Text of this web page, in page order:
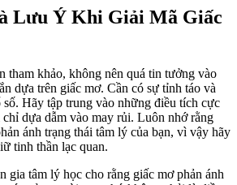
Lưu Ý Khi Giải Mã Giấc
tham khảo, không nên quá tin tưởng vào
dựa trên giấc mơ. Cần có sự tỉnh táo và
Hãy tập trung vào những điều tích cực
dựa dẫm vào may rủi. Luôn nhớ rằng
ánh trạng thái tâm lý của bạn, vì vậy hãy
tinh thần lạc quan.
gia tâm lý học cho rằng giấc mơ phản ánh